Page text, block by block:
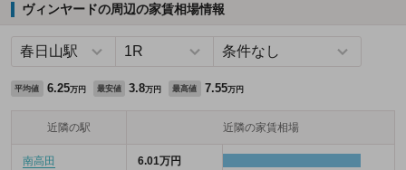
ヴィンヤードの周辺の家賃相場情報
平均値 6.25万円 最安値 3.8万円 最高値 7.55万円
近隣の駅 近隣の家賃相場
南高田 6.01万円